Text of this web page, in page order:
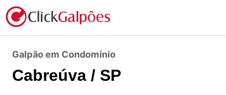
Galpão em Condomínio
Cabreúva / SP